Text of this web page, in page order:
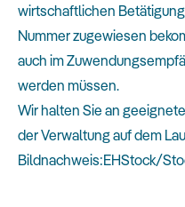
wirtschaftlichen
Nummer zugewiesen
auch im
werden müssen.
Wir halten Sie an
der Verwaltung auf dem
Bildnachweis:EHStock/